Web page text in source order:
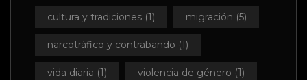
cultura y tradiciones (1) migración (5)
narcotráfico y contrabando (1)
vida diaria (1) violencia de género (1)